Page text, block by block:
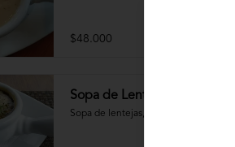
$48.000
Sopa de Lenteja
Sopa de lentejas, chorizo, tocineta.